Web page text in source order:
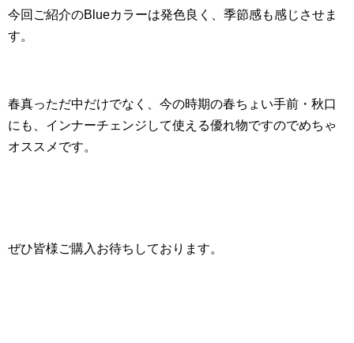
今回ご紹介のBlueカラーは発色良く、季節感も感じさせま
す。
春真っただ中だけでなく、今の時期の春ちょい手前・秋口
にも、インナーチェンジして使える優れ物ですのでめちゃ
オススメです。
ぜひ皆様ご購入お待ちしております。